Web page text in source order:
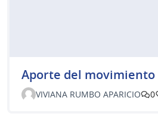
Aporte del movimiento
VIVIANA RUMBO APARICIO 0